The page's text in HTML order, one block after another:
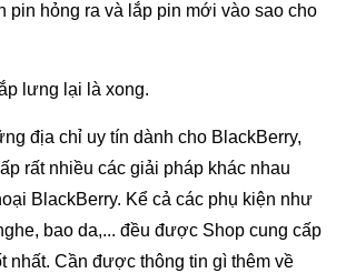
pin hỏng ra và lắp pin mới vào sao cho
lưng lại là xong.
địa chỉ uy tín dành cho BlackBerry,
rất nhiều các giải pháp khác nhau
BlackBerry. Kể cả các phụ kiện như
bao da,... đều được Shop cung cấp
nhất. Cần được thông tin gì thêm về